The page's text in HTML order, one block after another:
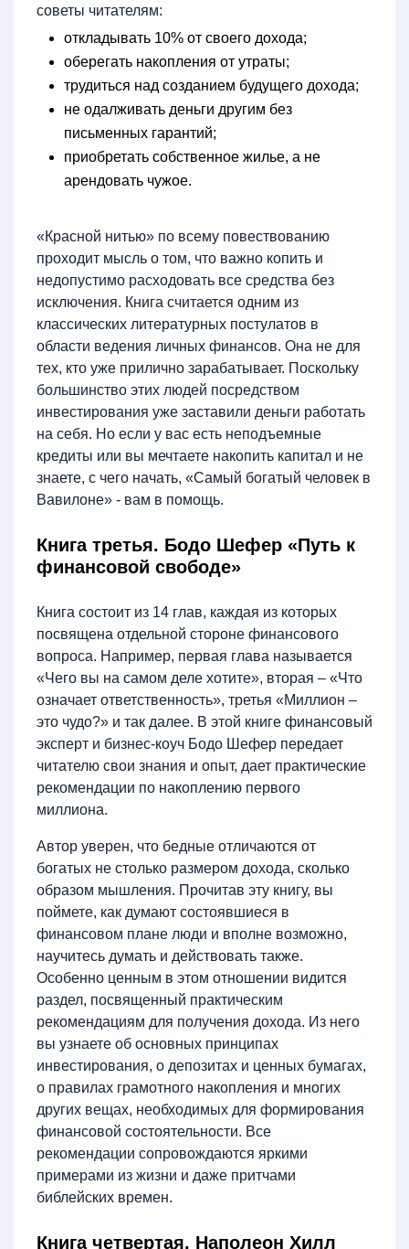
советы читателям:
откладывать 10% от своего дохода;
оберегать накопления от утраты;
трудиться над созданием будущего дохода;
не одалживать деньги другим без
письменных гарантий;
приобретать собственное жилье, а не
арендовать чужое.
«Красной нитью» по всему повествованию
проходит мысль о том, что важно копить и
недопустимо расходовать все средства без
исключения. Книга считается одним из
классических литературных постулатов в
области ведения личных финансов. Она не для
тех, кто уже прилично зарабатывает. Поскольку
большинство этих людей посредством
инвестирования уже заставили деньги работать
на себя. Но если у вас есть неподъемные
кредиты или вы мечтаете накопить капитал и не
знаете, с чего начать, «Самый богатый человек в
Вавилоне» - вам в помощь.
Книга третья. Бодо Шефер «Путь к
финансовой свободе»
Книга состоит из 14 глав, каждая из которых
посвящена отдельной стороне финансового
вопроса. Например, первая глава называется
«Чего вы на самом деле хотите», вторая – «Что
означает ответственность», третья «Миллион –
это чудо?» и так далее. В этой книге финансовый
эксперт и бизнес-коуч Бодо Шефер передает
читателю свои знания и опыт, дает практические
рекомендации по накоплению первого
миллиона.
Автор уверен, что бедные отличаются от
богатых не столько размером дохода, сколько
образом мышления. Прочитав эту книгу, вы
поймете, как думают состоявшиеся в
финансовом плане люди и вполне возможно,
научитесь думать и действовать также.
Особенно ценным в этом отношении видится
раздел, посвященный практическим
рекомендациям для получения дохода. Из него
вы узнаете об основных принципах
инвестирования, о депозитах и ценных бумагах,
о правилах грамотного накопления и многих
других вещах, необходимых для формирования
финансовой состоятельности. Все
рекомендации сопровождаются яркими
примерами из жизни и даже притчами
библейских времен.
Книга четвертая. Наполеон Хилл